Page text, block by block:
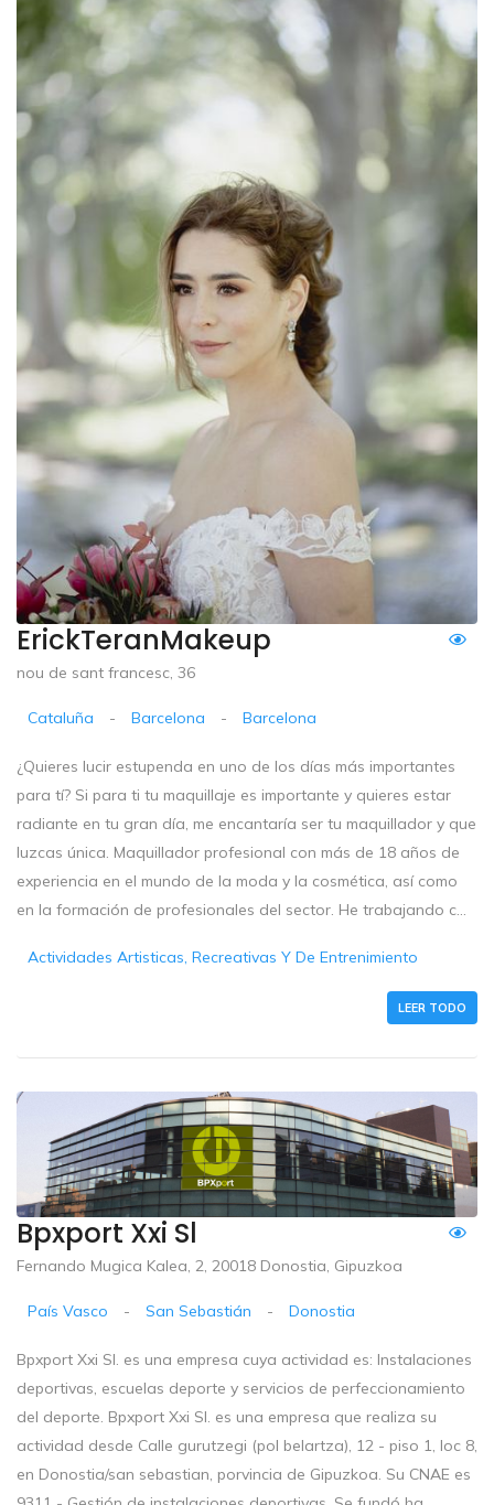
ErickTeranMakeup
nou de sant francesc, 36
Cataluña - Barcelona - Barcelona
¿Quieres lucir estupenda en uno de los días más importantes
para tí? Si para ti tu maquillaje es importante y quieres estar
radiante en tu gran día, me encantaría ser tu maquillador y que
luzcas única. Maquillador profesional con más de 18 años de
experiencia en el mundo de la moda y la cosmética, así como
en la formación de profesionales del sector. He trabajando c...
Actividades Artisticas, Recreativas Y De Entrenimiento
LEER TODO
Bpxport Xxi Sl
Fernando Mugica Kalea, 2, 20018 Donostia, Gipuzkoa
País Vasco - San Sebastián - Donostia
Bpxport Xxi Sl. es una empresa cuya actividad es: Instalaciones
deportivas, escuelas deporte y servicios de perfeccionamiento
del deporte. Bpxport Xxi Sl. es una empresa que realiza su
actividad desde Calle gurutzegi (pol belartza), 12 - piso 1, loc 8,
en Donostia/san sebastian, porvincia de Gipuzkoa. Su CNAE es